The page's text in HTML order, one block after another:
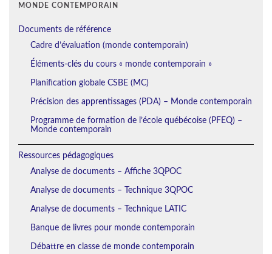
MONDE CONTEMPORAIN
Documents de référence
Cadre d’évaluation (monde contemporain)
Éléments-clés du cours « monde contemporain »
Planification globale CSBE (MC)
Précision des apprentissages (PDA) – Monde contemporain
Programme de formation de l’école québécoise (PFEQ) –
Monde contemporain
Ressources pédagogiques
Analyse de documents – Affiche 3QPOC
Analyse de documents – Technique 3QPOC
Analyse de documents – Technique LATIC
Banque de livres pour monde contemporain
Débattre en classe de monde contemporain